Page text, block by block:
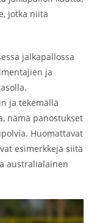
jotka niitä
jalkapallossa
ja
ja tekemällä
nämä panostukset
Huomattavat
esimerkkejä siitä
australialainen